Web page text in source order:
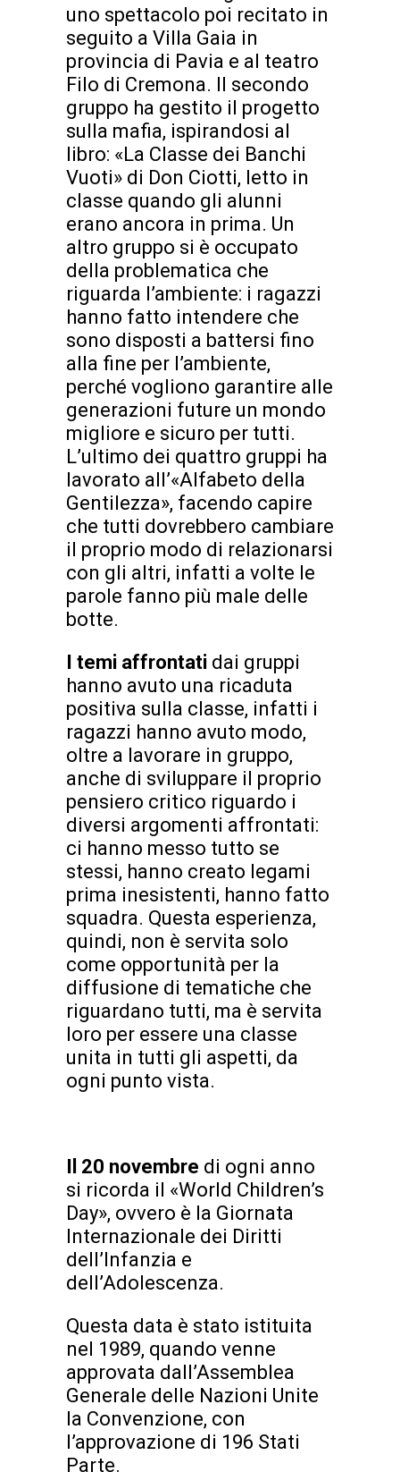
uno spettacolo poi recitato in
seguito a Villa Gaia in
provincia di Pavia e al teatro
Filo di Cremona. Il secondo
gruppo ha gestito il progetto
sulla mafia, ispirandosi al
libro: «La Classe dei Banchi
Vuoti» di Don Ciotti, letto in
classe quando gli alunni
erano ancora in prima. Un
altro gruppo si è occupato
della problematica che
riguarda l’ambiente: i ragazzi
hanno fatto intendere che
sono disposti a battersi fino
alla fine per l’ambiente,
perché vogliono garantire alle
generazioni future un mondo
migliore e sicuro per tutti.
L’ultimo dei quattro gruppi ha
lavorato all’«Alfabeto della
Gentilezza», facendo capire
che tutti dovrebbero cambiare
il proprio modo di relazionarsi
con gli altri, infatti a volte le
parole fanno più male delle
botte.
I temi affrontati dai gruppi
hanno avuto una ricaduta
positiva sulla classe, infatti i
ragazzi hanno avuto modo,
oltre a lavorare in gruppo,
anche di sviluppare il proprio
pensiero critico riguardo i
diversi argomenti affrontati:
ci hanno messo tutto se
stessi, hanno creato legami
prima inesistenti, hanno fatto
squadra. Questa esperienza,
quindi, non è servita solo
come opportunità per la
diffusione di tematiche che
riguardano tutti, ma è servita
loro per essere una classe
unita in tutti gli aspetti, da
ogni punto vista.
Il 20 novembre di ogni anno
si ricorda il «World Children’s
Day», ovvero è la Giornata
Internazionale dei Diritti
dell’Infanzia e
dell’Adolescenza.
Questa data è stato istituita
nel 1989, quando venne
approvata dall’Assemblea
Generale delle Nazioni Unite
la Convenzione, con
l’approvazione di 196 Stati
Parte.